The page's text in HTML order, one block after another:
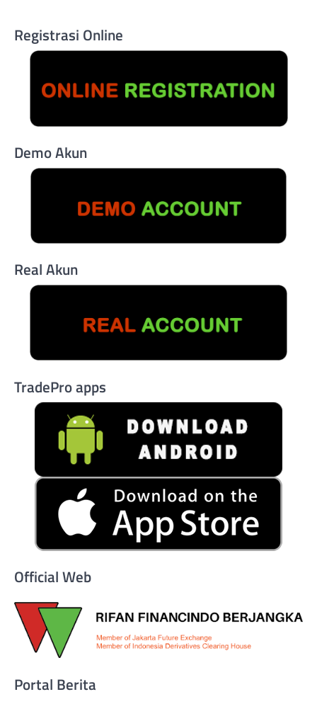
Registrasi Online
Demo Akun
Real Akun
TradePro apps
Official Web
Portal Berita